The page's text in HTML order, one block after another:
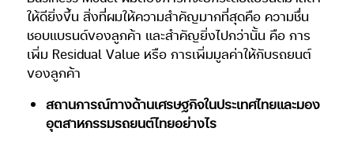
ให้ดียิ่งขึ้น สิ่งที่ผมให้ความสำคัญมากที่สุดคือ ความชื่น
ชอบแบรนด์ของลูกค้า และสำคัญยิ่งไปกว่านั้น คือ การ
เพิ่ม Residual Value หรือ การเพิ่มมูลค่าให้กับรถยนต์
ของลูกค้า
สถานการณ์ทางด้านเศรษฐกิจในประเทศไทยและมอง
อุตสาหกรรมรถยนต์ไทยอย่างไร